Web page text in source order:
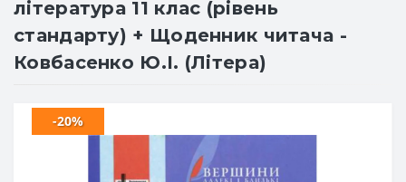
література 11 клас (рівень
стандарту) + Щоденник читача -
Ковбасенко Ю.І. (Літера)
-20%